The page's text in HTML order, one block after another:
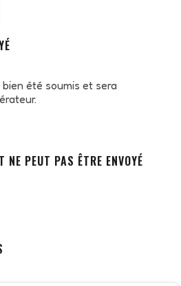
été soumis et sera
NE PEUT PAS ÊTRE ENVOYÉ